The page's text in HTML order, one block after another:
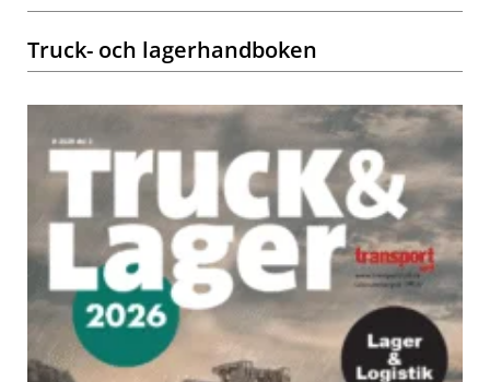
Truck- och lagerhandboken